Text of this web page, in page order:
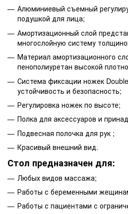
Алюминиевый съемный
подушкой для лица;
Амортизационный слой
многослойную систему
Материал амортизационного
пенополиуретан высокой
Система фиксации ножек
устойчивость и безопасность;
Регулировка ножек по высоте;
Полка для аксессуаров и
Подвесная полочка для рук ;
Красивый внешний вид.
Стол предназначен для:
Любых видов массажа;
Работы с беременными
Работы с пациентами с